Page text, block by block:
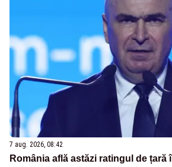
7 aug. 2026, 08:42
România află astăzi ratingul de țară